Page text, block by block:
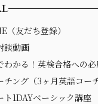
（友だち登録）
談動画
わかる！英検合格への
チング（3ヶ月英語コー
ト1DAYベーシック講座